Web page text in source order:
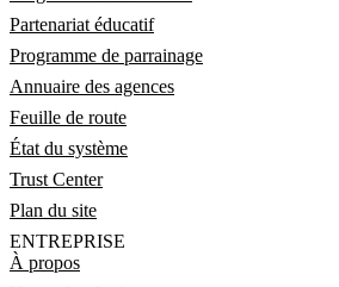
Partenariat éducatif
Programme de parrainage
Annuaire des agences
Feuille de route
État du système
Trust Center
Plan du site
ENTREPRISE
À propos